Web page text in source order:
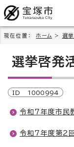
現在位置： ホーム > 選
選挙啓発
ID 1000994
令和7年度市民
令和7年度第2